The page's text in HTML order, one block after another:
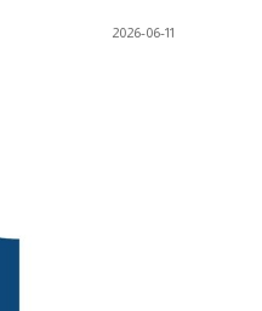
2026-06-11